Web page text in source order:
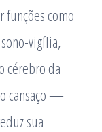
funções como
vigília,
cérebro da
cansaço —
sua